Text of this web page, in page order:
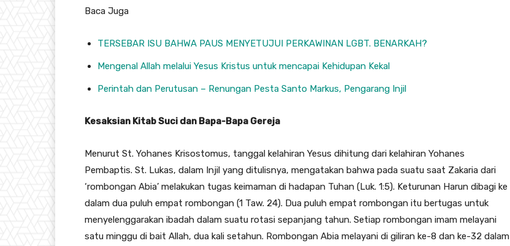
Baca Juga
TERSEBAR ISU BAHWA PAUS MENYETUJUI PERKAWINAN LGBT. BENARKAH?
Mengenal Allah melalui Yesus Kristus untuk mencapai Kehidupan Kekal
Perintah dan Perutusan – Renungan Pesta Santo Markus, Pengarang Injil
Kesaksian Kitab Suci dan Bapa-Bapa Gereja
Menurut St. Yohanes Krisostomus, tanggal kelahiran Yesus dihitung dari kelahiran Yohanes
Pembaptis. St. Lukas, dalam Injil yang ditulisnya, mengatakan bahwa pada suatu saat Zakaria dari
‘rombongan Abia’ melakukan tugas keimaman di hadapan Tuhan (Luk. 1:5). Keturunan Harun dibagi ke
dalam dua puluh empat rombongan (1 Taw. 24). Dua puluh empat rombongan itu bertugas untuk
menyelenggarakan ibadah dalam suatu rotasi sepanjang tahun. Setiap rombongan imam melayani
satu minggu di bait Allah, dua kali setahun. Rombongan Abia melayani di giliran ke-8 dan ke-32 dalam